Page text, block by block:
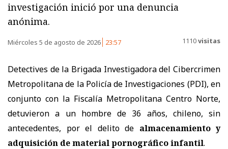
investigación inició por una denuncia
anónima.
Miércoles 5 de agosto de 2026 23:57 1110visitas
Detectives de la Brigada Investigadora del Cibercrimen
Metropolitana de la Policía de Investigaciones (PDI), en
conjunto con la Fiscalía Metropolitana Centro Norte,
detuvieron a un hombre de 36 años, chileno, sin
antecedentes, por el delito de almacenamiento y
adquisición de material pornográfico infantil.